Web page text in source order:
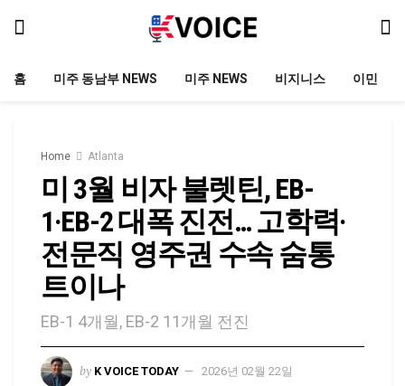
홈 미주 동남부 NEWS 미주 NEWS 비지니스 이민
Home Atlanta
미 3월 비자 불렛틴, EB-
1·EB-2 대폭 진전… 고학력·
전문직 영주권 수속 숨통
트이나
EB-1 4개월, EB-2 11개월 전진
by K VOICE TODAY 2026년 02월 22일